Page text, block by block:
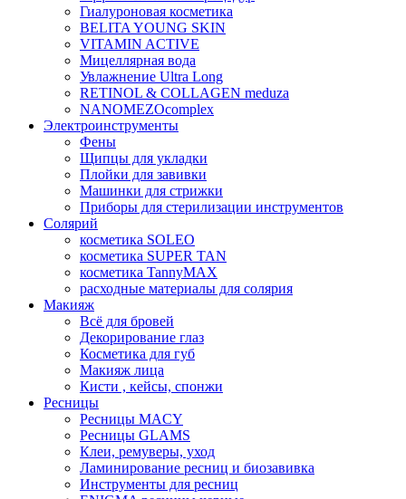
Гиалуроновая косметика
BELITA YOUNG SKIN
VITAMIN ACTIVE
Мицеллярная вода
Увлажнение Ultra Long
RETINOL & COLLAGEN meduza
NANOMEZOcomplex
Электроинструменты
Фены
Щипцы для укладки
Плойки для завивки
Машинки для стрижки
Приборы для стерилизации инструментов
Солярий
косметика SOLEO
косметика SUPER TAN
косметика TannyMAX
расходные материалы для солярия
Макияж
Всё для бровей
Декорирование глаз
Косметика для губ
Макияж лица
Кисти , кейсы, спонжи
Ресницы
Ресницы MACY
Ресницы GLAMS
Клеи, ремуверы, уход
Ламинирование ресниц и биозавивка
Инструменты для ресниц